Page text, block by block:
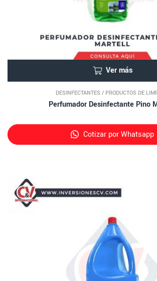
Ver más
DESINFECTANTES / PRODUCTOS DE
Perfumador Desinfectante Pino
Cotizar por Whatsapp